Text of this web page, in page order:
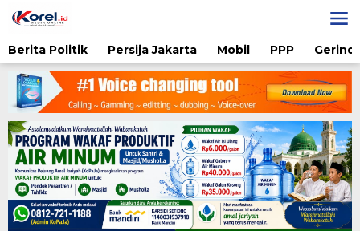
ke
Berita Politik
Persija Jakarta Mobil PPP